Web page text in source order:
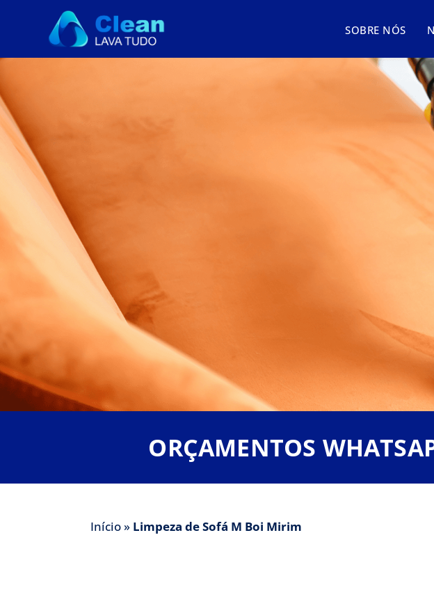
SOBRE NÓS
Limpeza de Sofá em
especialistas em Limpeza de
ORÇAMENTOS
Início» Limpeza de Sofá M Boi Mirim